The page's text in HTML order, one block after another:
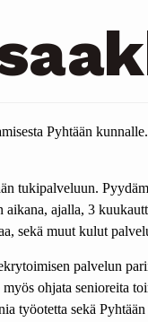
Pyhtään
tukipalveluun.
ajalla, 3
sekä muut kulut
palvelun
ohjata senioreita
työotetta sekä